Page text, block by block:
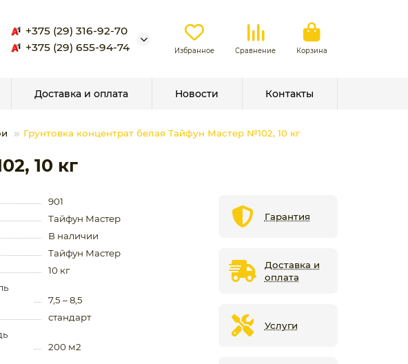
+375 (29) 316-92-70
+375 (29) 655-94-74
Избранное Сравнение Корзина
Доставка и оплата Новости Контакты
Грунтовка концентрат белая Тайфун Мастер №102, 10 кг
10 кг
901
Тайфун Мастер
В наличии
Тайфун Мастер
10 кг
7,5 – 8,5
стандарт
200 м2
Гарантия
Доставка и
оплата
Услуги